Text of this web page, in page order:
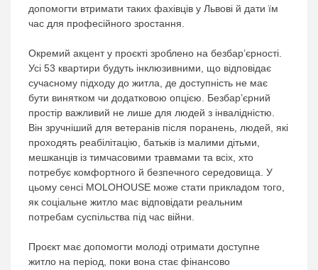
допомогти втримати таких фахівців у Львові й дати їм
час для професійного зростання.
Окремий акцент у проєкті зроблено на безбар’єрності.
Усі 53 квартири будуть інклюзивними, що відповідає
сучасному підходу до житла, де доступність не має
бути винятком чи додатковою опцією. Безбар’єрний
простір важливий не лише для людей з інвалідністю.
Він зручніший для ветеранів після поранень, людей, які
проходять реабілітацію, батьків із малими дітьми,
мешканців із тимчасовими травмами та всіх, хто
потребує комфортного й безпечного середовища. У
цьому сенсі MOLOHOUSE може стати прикладом того,
як соціальне житло має відповідати реальним
потребам суспільства під час війни.
Проєкт має допомогти молоді отримати доступне
житло на період, поки вона стає фінансово